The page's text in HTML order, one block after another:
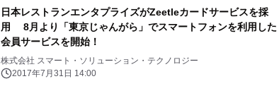
日本レストランエンタプライズがZeetleカードサービスを採
用 8月より「東京じゃんがら」でスマートフォンを利用した
会員サービスを開始！
株式会社 スマート・ソリューション・テクノロジー
2017年7月31日 14:00